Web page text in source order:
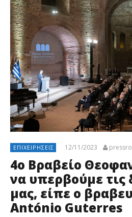
ΕΠΙΧΕΙΡΉΣΕΙΣ 12/11/2023
4ο Βραβείο
να υπερβούμε τις
μας, είπε ο
António Guterres